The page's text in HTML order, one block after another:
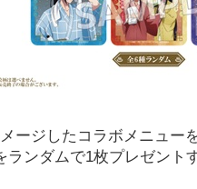
ージしたコラボメニュー
ランダムで1枚プレゼント